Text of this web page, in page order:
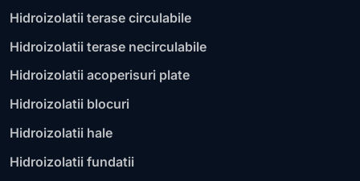
Hidroizolatii terase circulabile
Hidroizolatii terase necirculabile
Hidroizolatii acoperisuri plate
Hidroizolatii blocuri
Hidroizolatii hale
Hidroizolatii fundatii